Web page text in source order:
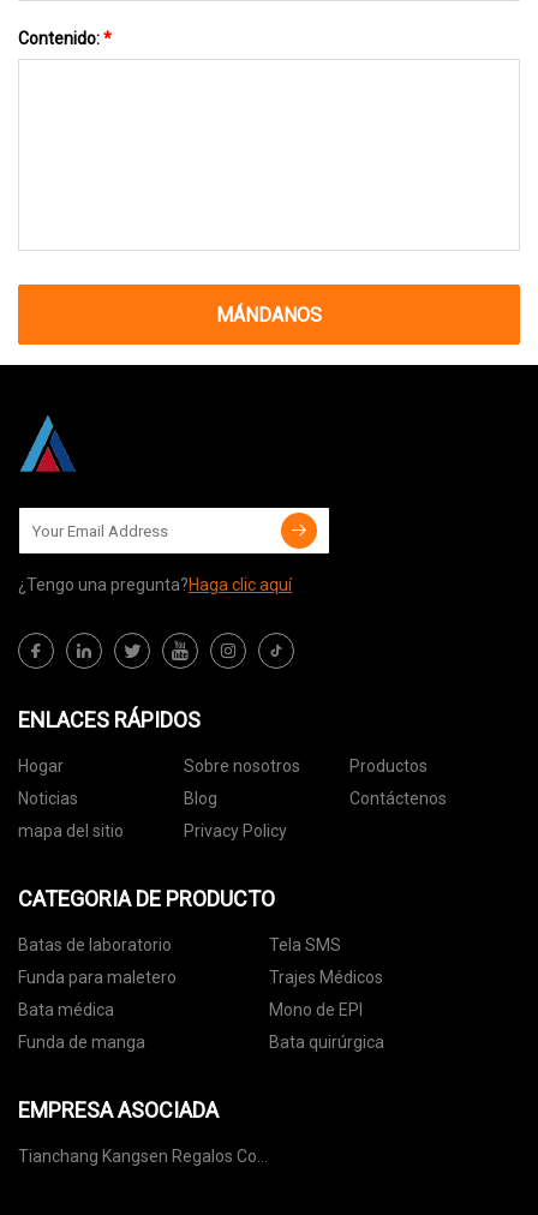
Contenido:*
MÁNDANOS
¿Tengo una pregunta?Haga clic aquí
ENLACES RÁPIDOS
Hogar Sobre nosotros
Productos
Noticias
Blog
Contáctenos
mapa del sitio
Privacy Policy
CATEGORIA DE PRODUCTO
Batas de laboratorio
Tela SMS
Funda para maletero
Trajes Médicos
Bata médica
Mono de EPI
Funda de manga
Bata quirúrgica
EMPRESA ASOCIADA
Tianchang Kangsen Regalos Co.,